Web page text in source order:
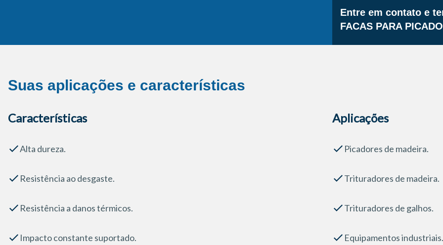
Entre em contato e
FACAS PARA
Suas aplicações e características
Características
Alta dureza.
Resistência ao desgaste.
Resistência a danos térmicos.
Impacto constante suportado.
Aplicações
Picadores de madeira.
Trituradores de madeira.
Trituradores de galhos.
Equipamentos industriais.